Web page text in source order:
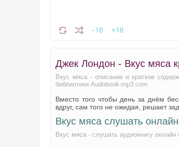
-10 +10
Джек Лондон - Вкус мяса
Вкус мяса - описание и краткое
библиотеки Audobook-mp3.com
Вместо того чтобы день за днём
вдруг, сам того не ожидая, решает
Вкус мяса слушать
Вкус мяса - слушать аудиокнигу